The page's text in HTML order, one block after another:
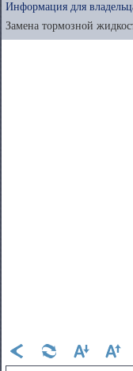
Информация для
Замена тормозной